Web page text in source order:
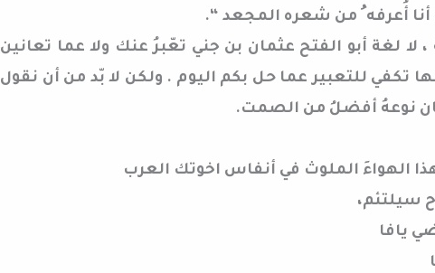
أنا أُعرفه ُ من شعره المجعد “.
، لا لغة أبو الفتح عثمان بن جني تعّبرُ عنك ولا عما تعانين
تكفي للتعبير عما حل بكم اليوم . ولكن لا بّد من أن نقول
نوعهُ أفضلُ من الصمت.
الهواءَ الملوث في أنفاس اخوتك العرب
سيلتئم،
يافا